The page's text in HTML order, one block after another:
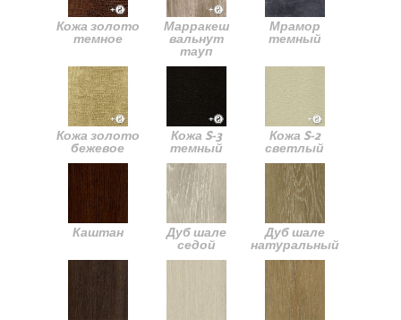
Кожа золото
темное
Марракеш
вальнут
тауп
Мрамор
темный
Кожа золото
бежевое
Кожа S-3
темный
Кожа S-2
светлый
Каштан
Дуб шале
седой
Дуб шале
натуральный